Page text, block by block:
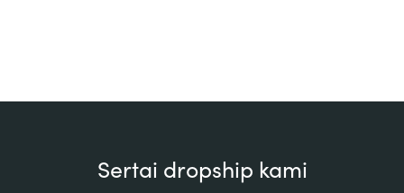
Sertai dropship kami